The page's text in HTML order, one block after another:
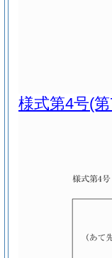
様式第4号(